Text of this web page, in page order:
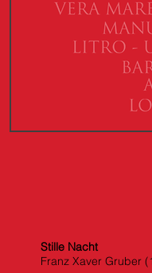
Stille Nacht
Franz Xaver Gruber